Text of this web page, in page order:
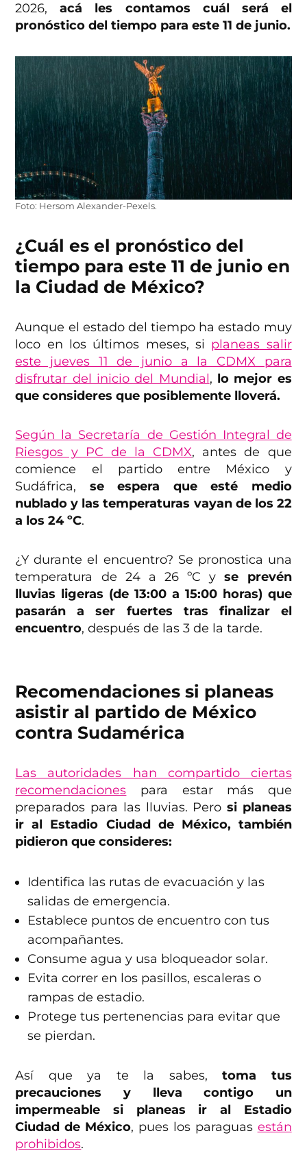
2026,acá les contamos cuál será el
pronóstico del tiempo para este 11 de junio.
Foto: Hersom Alexander-Pexels.
¿Cuál es el pronóstico del
tiempo para este 11 de junio en
la Ciudad de México?
Aunque el estado del tiempo ha estado muy
loco en los últimos meses, si planeas salir
este jueves 11 de junio a la CDMX para
disfrutar del inicio del Mundial, lo mejor es
que consideres que posiblemente lloverá.
Según la Secretaría de Gestión Integral de
Riesgos y PC de la CDMX, antes de que
comience el partido entre México y
Sudáfrica, se espera que esté medio
nublado y las temperaturas vayan de los 22
a los 24 ºC.
¿Y durante el encuentro? Se pronostica una
temperatura de 24 a 26 ºC yse prevén
lluvias ligeras (de 13:00 a 15:00 horas) que
pasarán a ser fuertes tras finalizar el
encuentro, después de las 3 de la tarde.
Recomendaciones si planeas
asistir al partido de México
contra Sudamérica
Las autoridades han compartido ciertas
recomendaciones para estar más que
preparados para las lluvias. Pero si planeas
ir al Estadio Ciudad de México, también
pidieron que consideres:
Identifica las rutas de evacuación y las
salidas de emergencia.
Establece puntos de encuentro con tus
acompañantes.
Consume agua y usa bloqueador solar.
Evita correr en los pasillos, escaleras o
rampas de estadio.
Protege tus pertenencias para evitar que
se pierdan.
Así que ya te la sabes,toma tus
precauciones y lleva contigo un
impermeable si planeas ir al Estadio
Ciudad de México, pues los paraguas están
prohibidos.